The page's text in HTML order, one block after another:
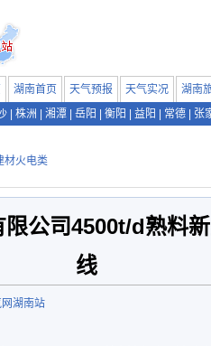
湖南首页 天气预报 天气实况 湖南
株洲 湘潭 岳阳 衡阳 益阳 常德 张
材火电类
公司4500t/d熟料
线
湖南站